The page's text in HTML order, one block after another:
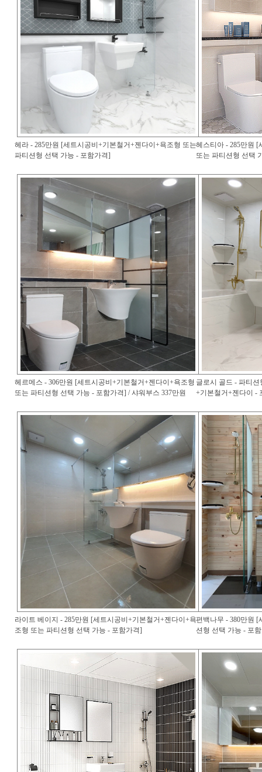
헤라 - 285만원 [세트시공비+기본철거+젠다이+욕조형 또는
파티션형 선택 가능 - 포함가격]
헤스티아 - 285만원 [
또는 파티션형 선택
헤르메스 - 306만원 [세트시공비+기본철거+젠다이+욕조형
또는 파티션형 선택 가능 - 포함가격] / 샤워부스 337만원
글로시 골드 - 파티
+기본철거+젠다이 -
라이트 베이지 - 285만원 [세트시공비+기본철거+젠다이+욕
조형 또는 파티션형 선택 가능 - 포함가격]
편백나무 - 380만원 [
션형 선택 가능 - 포